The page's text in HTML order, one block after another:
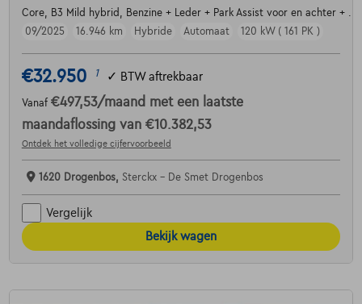
Core, B3 Mild hybrid, Benzine + Leder + Park Assist voor en achter + ....
09/2025
16.946 km Hybride Automaat 120 kW ( 161 PK )
€32.950 1 ✓ BTW aftrekbaar
Vanaf €497,53/maand met een laatste
maandaflossing van €10.382,53
Ontdek het volledige cijfervoorbeeld
1620 Drogenbos, Sterckx - De Smet Drogenbos
Vergelijk
Bekijk wagen